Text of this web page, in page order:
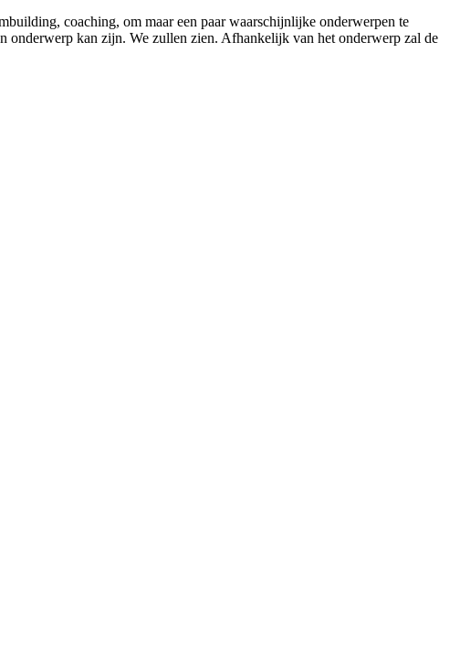
coaching, om maar een paar waarschijnlijke onderwerpen te
onderwerp kan zijn. We zullen zien. Afhankelijk van het onderwerp zal de